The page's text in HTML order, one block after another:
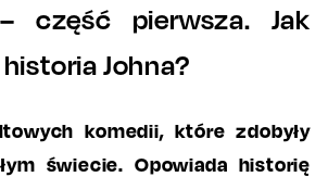
– część pierwsza. Jak
Johna?
komedii, które zdobyły
świecie. Opowiada historię